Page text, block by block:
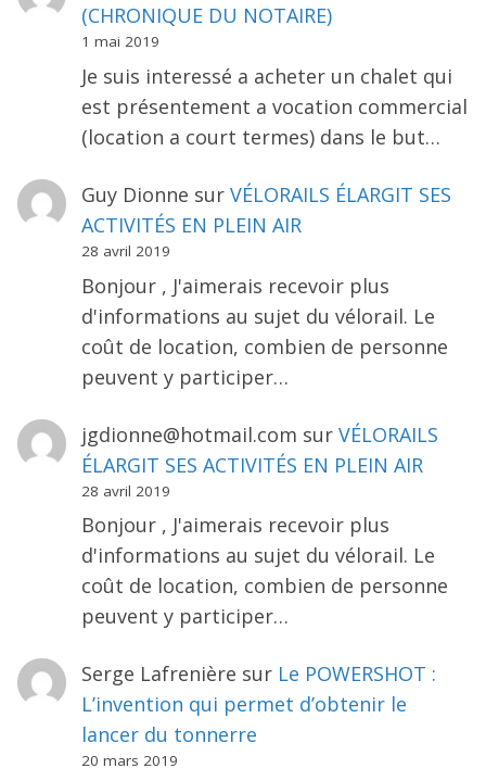
(CHRONIQUE DU NOTAIRE)
1 mai 2019
Je suis interessé a acheter un chalet qui
est présentement a vocation commercial
(location a court termes) dans le but…
Guy Dionne sur VÉLORAILS ÉLARGIT SES
ACTIVITÉS EN PLEIN AIR
28 avril 2019
Bonjour , J'aimerais recevoir plus
d'informations au sujet du vélorail. Le
coût de location, combien de personne
peuvent y participer…
jgdionne@hotmail.com sur VÉLORAILS
ÉLARGIT SES ACTIVITÉS EN PLEIN AIR
28 avril 2019
Bonjour , J'aimerais recevoir plus
d'informations au sujet du vélorail. Le
coût de location, combien de personne
peuvent y participer…
Serge Lafrenière sur Le POWERSHOT :
L’invention qui permet d’obtenir le
lancer du tonnerre
20 mars 2019